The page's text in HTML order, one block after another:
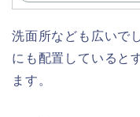
洗面所なども広いで
にも配置していると
ます。